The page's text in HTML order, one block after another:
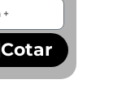
Cotar